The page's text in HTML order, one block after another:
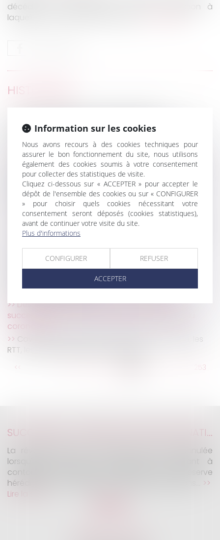
décédés du coronavirus ? C'est la question à
laquelle veut répondre la députée...
HISTORIQUE
contraignant Amazon à réduire ses activités aux
produits essentiels
Les avantages de la rupture conventionnelle
Divulgation d’une information de nature à jeter le
discrédit sur un concurrent et absence de preuves
suffisantes pour établir la véracité des critiques
Modalités pratiques pour bénéficier du report de
paiement des cotisations sociales
Covid-19 : quid en cas de congé d'un locataire ?
Vademecum de l’adoption d’un enfant étranger
Les incidences du COVID-19 sur les cessions
d'entreprise
Le DUERP doit être mis à jour des risques
spécifiques au Covid-19
Des députés veulent exonérer de droits de
succession les proches de soignants victimes du
coronavirus
Covid-19 et incidences sur les jours de congé, les
RTT, les temps de travail et de repos
<< 253
SUCCESSION : UNE RÉVOCATION DE DONATION FRAUDULEUSE PEUT CONSTITUER UN RECEL SUCCESSORAL
La révocation d'une donation peut être annulée
lorsqu'elle poursuit un but illicite consistant à
contourner les règles protectrices de la réserve
héréditaire et de la réunion fictive des donations...
Lire la suite
Information sur les cookies
Nous avons recours à des cookies techniques pour
assurer le bon fonctionnement du site, nous utilisons
également des cookies soumis à votre consentement
pour collecter des statistiques de visite.
Cliquez ci-dessous sur « ACCEPTER » pour accepter le
dépôt de l'ensemble des cookies ou sur « CONFIGURER
» pour choisir quels cookies nécessitant votre
consentement seront déposés (cookies statistiques),
avant de continuer votre visite du site.
Plus d'informations
CONFIGURER REFUSER
ACCEPTER